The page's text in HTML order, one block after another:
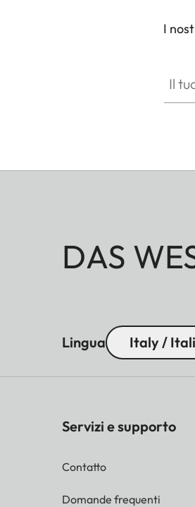
I
DAS
Lingua Italy /
Servizi e supporto
Contatto
Domande frequenti